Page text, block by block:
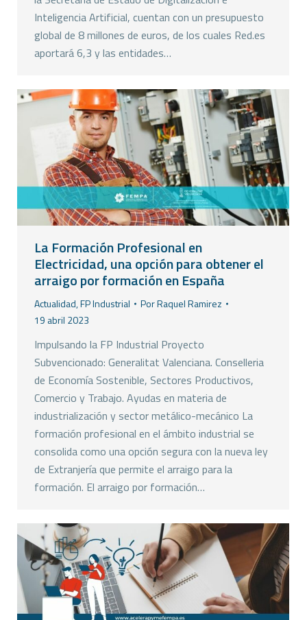
Inteligencia Artificial, cuentan con un presupuesto
global de 8 millones de euros, de los cuales Red.es
aportará 6,3 y las entidades…
La Formación Profesional en
Electricidad, una opción para obtener el
arraigo por formación en España
Actualidad,FP Industrial PorRaquel Ramirez
19 abril 2023
Impulsando la FP Industrial Proyecto
Subvencionado: Generalitat Valenciana. Conselleria
de Economía Sostenible, Sectores Productivos,
Comercio y Trabajo. Ayudas en materia de
industrialización y sector metálico-mecánico La
formación profesional en el ámbito industrial se
consolida como una opción segura con la nueva ley
de Extranjería que permite el arraigo para la
formación. El arraigo por formación…